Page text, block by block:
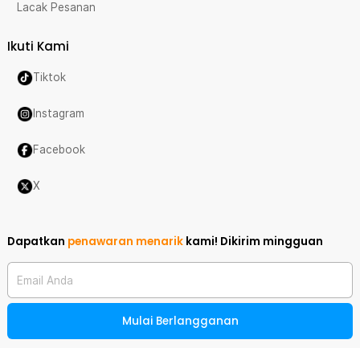
Lacak Pesanan
Ikuti Kami
Tiktok
Instagram
Facebook
X
Dapatkan penawaran menarik kami! Dikirim mingguan
Email Anda
Mulai Berlangganan